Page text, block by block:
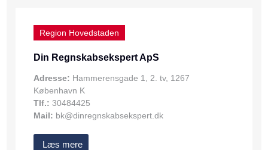
Region Hovedstaden
Din Regnskabsekspert ApS
Adresse: Hammerensgade 1, 2. tv, 1267
København K
Tlf.: 30484425
Mail: bk@dinregnskabsekspert.dk
Læs mere